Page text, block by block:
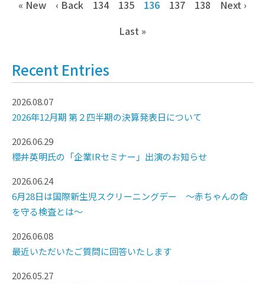
« New ‹ Back 134 135 136 137 138
Next ›
Last »
Recent Entries
2026.08.07
2026年12月期 第２四半期の決算発表日について
2026.06.29
櫻井英明氏の「企業IRセミナー」出演のお知らせ
2026.06.24
6月28日は国際新生児スクリーニングデー ～赤ちゃんの命
を守る検査とは～
2026.06.08
最近いただいたご質問に回答いたします
2026.05.27